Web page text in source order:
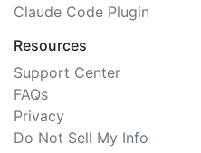
Claude Code Plugin
Resources
Support Center
FAQs
Privacy
Do Not Sell My Info